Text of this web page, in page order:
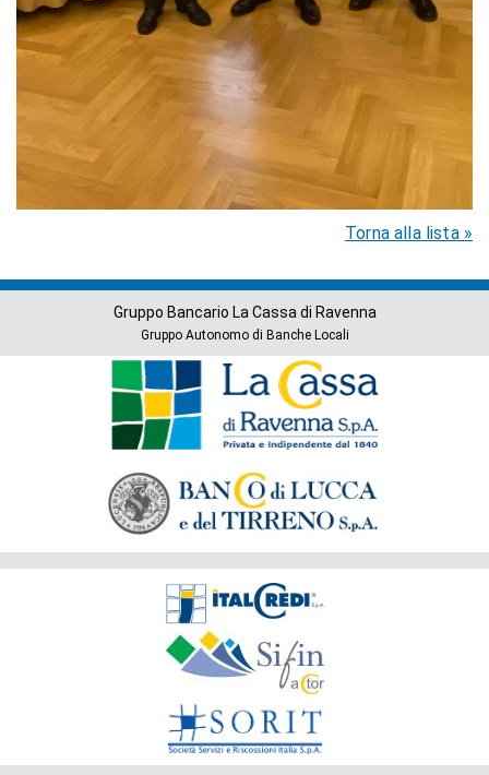
Torna alla lista »
Gruppo Bancario La Cassa di Ravenna
Gruppo Autonomo di Banche Locali